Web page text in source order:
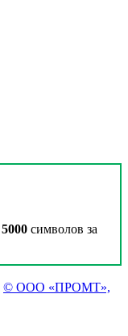
5000 символов за
© ООО «ПРОМТ»,